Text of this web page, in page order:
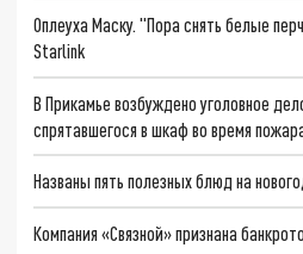
Оплеуха Маску. "Пора снять белые
Starlink
В Прикамье возбуждено уголовное
спрятавшегося в шкаф во время
Названы пять полезных блюд на
Компания «Связной» признана